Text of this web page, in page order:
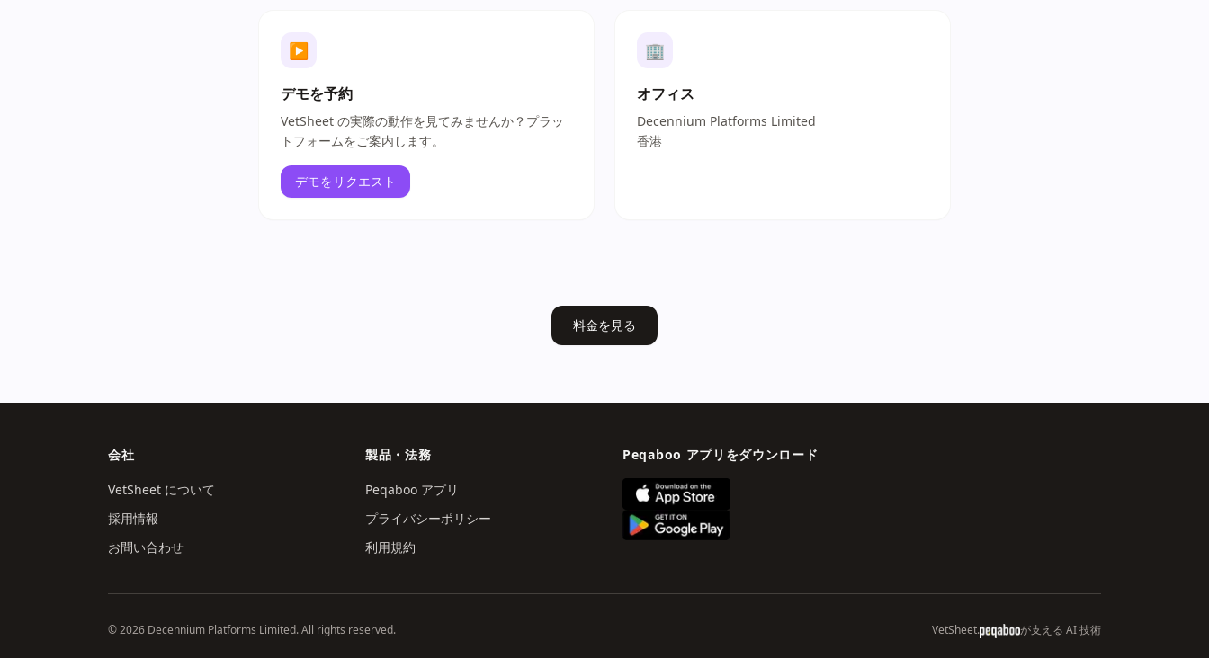
▶
デモを予約
VetSheet の実際の動作を見てみませんか？プラッ
トフォームをご案内します。
デモをリクエスト
🏢
オフィス
Decennium Platforms Limited
香港
料金を見る
会社
VetSheet について
採用情報
お問い合わせ
製品・法務
Peqaboo アプリ
プライバシーポリシー
利用規約
Peqaboo アプリをダウンロード
© 2026 Decennium Platforms Limited. All rights reserved. VetSheet. が支える AI 技術